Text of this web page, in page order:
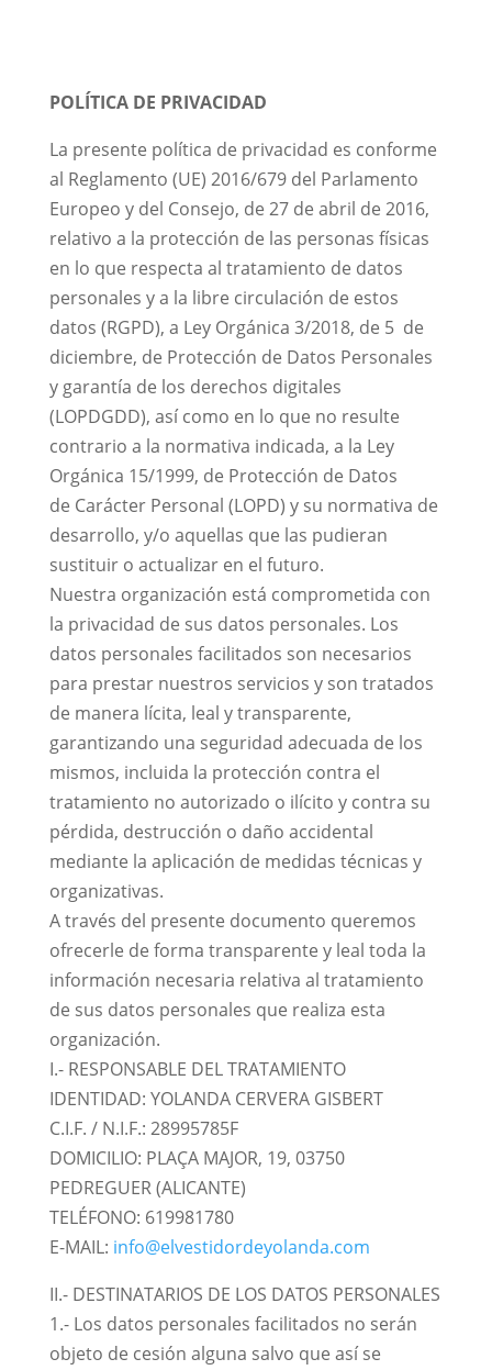
POLÍTICA DE PRIVACIDAD
La presente política de privacidad es conforme
al Reglamento (UE) 2016/679 del Parlamento
Europeo y del Consejo, de 27 de abril de 2016,
relativo a la protección de las personas físicas
en lo que respecta al tratamiento de datos
personales y a la libre circulación de estos
datos (RGPD), a Ley Orgánica 3/2018, de 5 de
diciembre, de Protección de Datos Personales
y garantía de los derechos digitales
(LOPDGDD), así como en lo que no resulte
contrario a la normativa indicada, a la Ley
Orgánica 15/1999, de Protección de Datos
de Carácter Personal (LOPD) y su normativa de
desarrollo, y/o aquellas que las pudieran
sustituir o actualizar en el futuro.
Nuestra organización está comprometida con
la privacidad de sus datos personales. Los
datos personales facilitados son necesarios
para prestar nuestros servicios y son tratados
de manera lícita, leal y transparente,
garantizando una seguridad adecuada de los
mismos, incluida la protección contra el
tratamiento no autorizado o ilícito y contra su
pérdida, destrucción o daño accidental
mediante la aplicación de medidas técnicas y
organizativas.
A través del presente documento queremos
ofrecerle de forma transparente y leal toda la
información necesaria relativa al tratamiento
de sus datos personales que realiza esta
organización.
I.- RESPONSABLE DEL TRATAMIENTO
IDENTIDAD: YOLANDA CERVERA GISBERT
C.I.F. / N.I.F.: 28995785F
DOMICILIO: PLAÇA MAJOR, 19, 03750
PEDREGUER (ALICANTE)
TELÉFONO: 619981780
E-MAIL: info@elvestidordeyolanda.com
II.- DESTINATARIOS DE LOS DATOS PERSONALES
1.- Los datos personales facilitados no serán
objeto de cesión alguna salvo que así se